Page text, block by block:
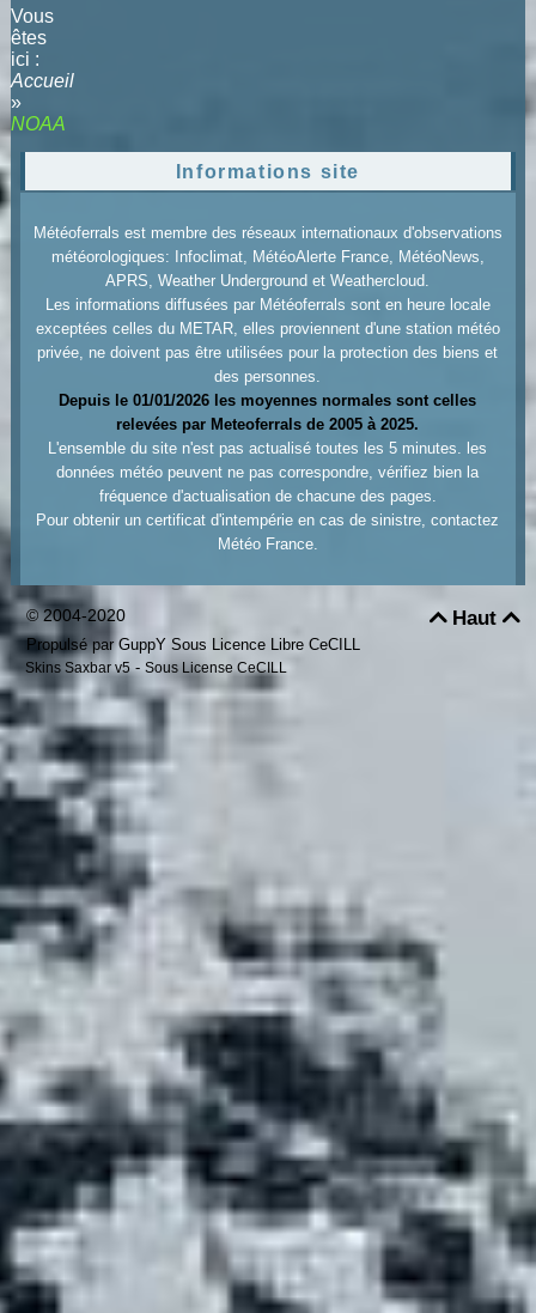
Vous
êtes
ici :
Accueil
»
NOAA
Informations site
Météoferrals est membre des réseaux internationaux d'observations
météorologiques: Infoclimat, MétéoAlerte France, MétéoNews,
APRS, Weather Underground et Weathercloud.
Les informations diffusées par Météoferrals sont en heure locale
exceptées celles du METAR, elles proviennent d'une station météo
privée, ne doivent pas être utilisées pour la protection des biens et
des personnes.
Depuis le 01/01/2026 les moyennes normales sont celles
relevées par Meteoferrals de 2005 à 2025.
L'ensemble du site n'est pas actualisé toutes les 5 minutes. les
données météo peuvent ne pas correspondre, vérifiez bien la
fréquence d'actualisation de chacune des pages.
Pour obtenir un certificat d'intempérie en cas de sinistre, contactez
Météo France.
Haut
© 2004-2020
Propulsé par GuppY Sous Licence Libre CeCILL
Skins Saxbar v5- Sous License CeCILL